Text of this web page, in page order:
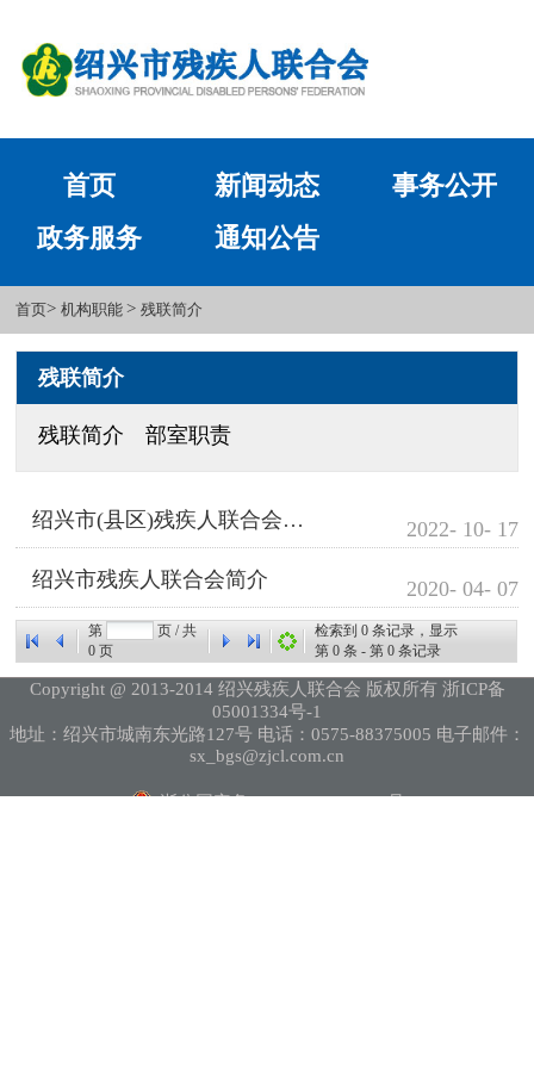
首页 新闻动态
事务公开
政务服务
通知公告
首页>机构职能>残联简介
残联简介
残联简介 部室职责
绍兴市(县区)残疾人联合会通讯录 2022- 10- 17
绍兴市残疾人联合会简介 2020- 04- 07
第
页 / 共
0 页
检索到0 条记录，显示
第0 条 - 第0 条记录
Copyright @ 2013-2014 绍兴残疾人联合会 版权所有 浙ICP备
05001334号-1
地址：绍兴市城南东光路127号 电话：0575-88375005 电子邮件：
sx_bgs@zjcl.com.cn
浙公网安备 33060202000416号